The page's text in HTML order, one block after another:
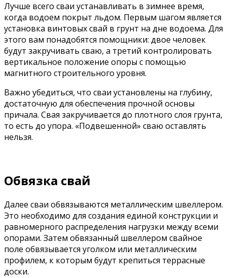
Лучше всего сваи устанавливать в зимнее время,
когда водоем покрыт льдом. Первым шагом является
установка винтовых свай в грунт на дне водоема. Для
этого вам понадобятся помощники: двое человек
будут закручивать сваю, а третий контролировать
вертикальное положение опоры с помощью
магнитного строительного уровня.
Важно убедиться, что сваи установлены на глубину,
достаточную для обеспечения прочной основы
причала. Свая закручивается до плотного слоя грунта,
то есть до упора. «Подвешенной» сваю оставлять
нельзя.
Обвязка свай
Далее сваи обвязываются металлическим швеллером.
Это необходимо для создания единой конструкции и
равномерного распределения нагрузки между всеми
опорами. Затем обвязанный швеллером свайное
поле обвязывается уголком или металлическим
профилем, к которым будут крепиться террасные
доски.